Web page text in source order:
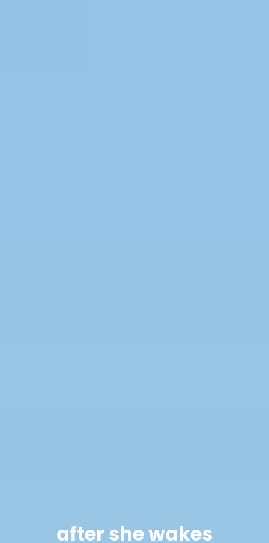
after she wakes